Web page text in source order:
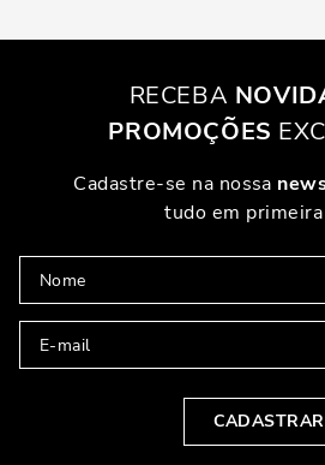
RECEBA
PROMOÇÕES
Cadastre-se na nossa
tudo em primeira
CADASTRAR